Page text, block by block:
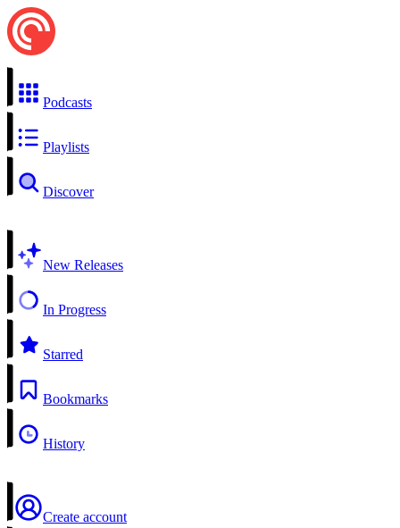
Podcasts
Playlists
Discover
New Releases
In Progress
Starred
Bookmarks
History
Create account